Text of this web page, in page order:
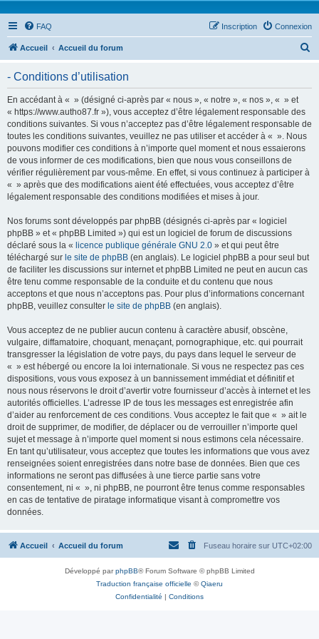
FAQ Connexion
Inscription
Accueil Accueil du forum
- Conditions d’utilisation
En accédant à « » (désigné ci-après par « nous », « notre », « nos », « » et
« https://www.autho87.fr »), vous acceptez d’être légalement responsable des
conditions suivantes. Si vous n’acceptez pas d’être légalement responsable de
toutes les conditions suivantes, veuillez ne pas utiliser et accéder à « ». Nous
pouvons modifier ces conditions à n’importe quel moment et nous essaierons
de vous informer de ces modifications, bien que nous vous conseillons de
vérifier régulièrement par vous-même. En effet, si vous continuez à participer à
« » après que des modifications aient été effectuées, vous acceptez d’être
légalement responsable des conditions modifiées et mises à jour.
Nos forums sont développés par phpBB (désignés ci-après par « logiciel
phpBB » et « phpBB Limited ») qui est un logiciel de forum de discussions
déclaré sous la « licence publique générale GNU 2.0 » et qui peut être
téléchargé sur le site de phpBB (en anglais). Le logiciel phpBB a pour seul but
de faciliter les discussions sur internet et phpBB Limited ne peut en aucun cas
être tenu comme responsable de la conduite et du contenu que nous
acceptons et que nous n’acceptons pas. Pour plus d’informations concernant
phpBB, veuillez consulter le site de phpBB (en anglais).
Vous acceptez de ne publier aucun contenu à caractère abusif, obscène,
vulgaire, diffamatoire, choquant, menaçant, pornographique, etc. qui pourrait
transgresser la législation de votre pays, du pays dans lequel le serveur de
« » est hébergé ou encore la loi internationale. Si vous ne respectez pas ces
dispositions, vous vous exposez à un bannissement immédiat et définitif et
nous nous réservons le droit d’avertir votre fournisseur d’accès à internet et les
autorités officielles. L’adresse IP de tous les messages est enregistrée afin
d’aider au renforcement de ces conditions. Vous acceptez le fait que « » ait le
droit de supprimer, de modifier, de déplacer ou de verrouiller n’importe quel
sujet et message à n’importe quel moment si nous estimons cela nécessaire.
En tant qu’utilisateur, vous acceptez que toutes les informations que vous avez
renseignées soient enregistrées dans notre base de données. Bien que ces
informations ne seront pas diffusées à une tierce partie sans votre
consentement, ni « », ni phpBB, ne pourront être tenus comme responsables
en cas de tentative de piratage informatique visant à compromettre vos
données.
Accueil Accueil du forum Fuseau horaire sur UTC+02:00
Développé parphpBB® Forum Software © phpBB Limited
Traduction française officielle ©Qiaeru
Confidentialité | Conditions